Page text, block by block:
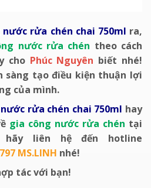
rửa chén chai 750ml ra,
nước rửa chén theo cách
cho Phúc Nguyên biết nhé!
sàng tạo điều kiện thuận lợi
của mình.
rửa chén chai 750ml hay
gia công nước rửa chén tại
liên hệ đến hotline
MS.LINH nhé!
tác với bạn!